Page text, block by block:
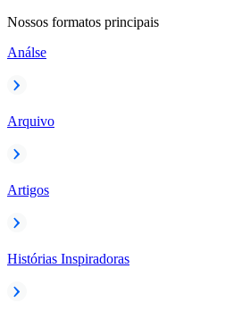
Nossos formatos principais
Análse
Arquivo
Artigos
Histórias Inspiradoras